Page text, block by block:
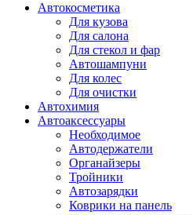
Автокосметика
Для кузова
Для салона
Для стекол и фар
Автошампуни
Для колес
Для очистки
Автохимия
Автоаксессуары
Необходимое
Автодержатели
Органайзеры
Тройники
Автозарядки
Коврики на панель